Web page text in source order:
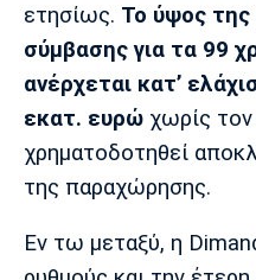
ετησίως. Το ύψος της
σύμβασης για τα 99
ανέρχεται κατ’
εκατ. ευρώ χωρίς
χρηματοδοτηθεί
της παραχώρησης.
Εν τω μεταξύ, η